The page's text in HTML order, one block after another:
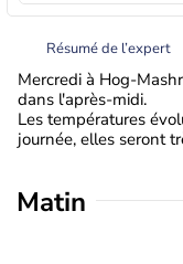
Résumé de l’expert
Mercredi à Hog-
dans l'après-midi.
Les températures
journée, elles seront
Matin